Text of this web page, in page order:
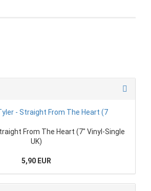
From The Heart (7" Vinyl-Single
UK)
5,90 EUR